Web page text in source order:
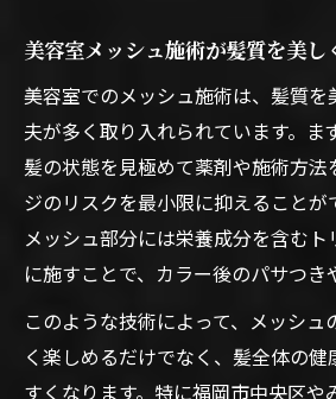
美容室メッシュ施術が髪質を美し
美容室でのメッシュ施術は、髪質を
夫が多く取り入れられています。ま
髪の状態を見極めて薬剤や施術方法
ジのリスクを最小限に抑えることが
メッシュ部分には栄養成分を含む
に施すことで、カラー後のパサつき
このような技術によって、メッシュ
く楽しめるだけでなく、髪全体の
すくなります。特に福岡市中央区や